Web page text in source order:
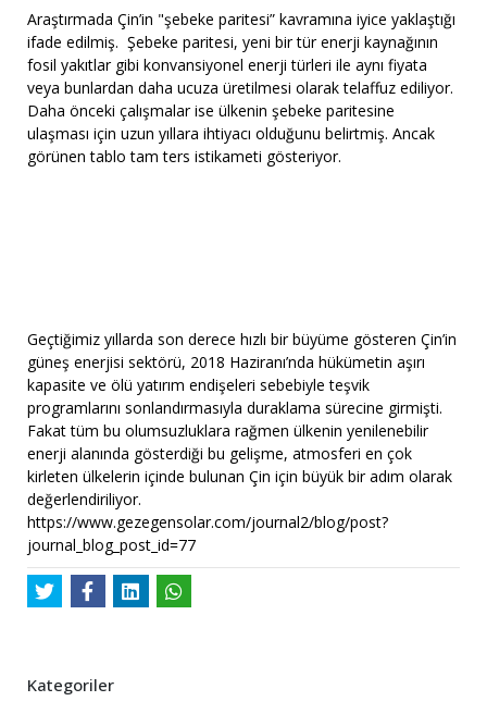
Araştırmada Çin’in "şebeke paritesi” kavramına iyice yaklaştığı
ifade edilmiş. Şebeke paritesi, yeni bir tür enerji kaynağının
fosil yakıtlar gibi konvansiyonel enerji türleri ile aynı fiyata
veya bunlardan daha ucuza üretilmesi olarak telaffuz ediliyor.
Daha önceki çalışmalar ise ülkenin şebeke paritesine
ulaşması için uzun yıllara ihtiyacı olduğunu belirtmiş. Ancak
görünen tablo tam ters istikameti gösteriyor.
Geçtiğimiz yıllarda son derece hızlı bir büyüme gösteren Çin’in
güneş enerjisi sektörü, 2018 Haziranı’nda hükümetin aşırı
kapasite ve ölü yatırım endişeleri sebebiyle teşvik
programlarını sonlandırmasıyla duraklama sürecine girmişti.
Fakat tüm bu olumsuzluklara rağmen ülkenin yenilenebilir
enerji alanında gösterdiği bu gelişme, atmosferi en çok
kirleten ülkelerin içinde bulunan Çin için büyük bir adım olarak
değerlendiriliyor.
https://www.gezegensolar.com/journal2/blog/post?
journal_blog_post_id=77
Kategoriler